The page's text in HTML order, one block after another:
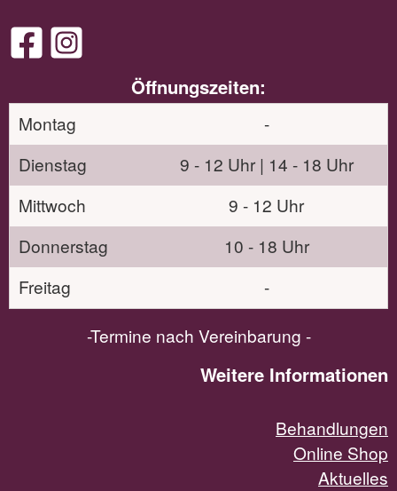
Öffnungszeiten:
Montag
-
Dienstag
9 - 12 Uhr | 14 - 18 Uhr
Mittwoch
9 - 12 Uhr
Donnerstag
10 - 18 Uhr
Freitag
-
-Termine nach Vereinbarung -
Weitere Informationen
Behandlungen
Online Shop
Aktuelles